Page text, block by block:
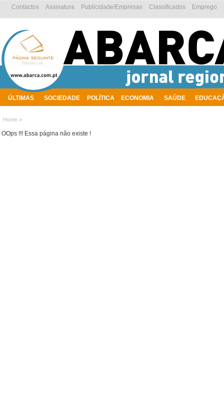
ÚLTIMAS SOCIEDADE POLÍTICA ECONOMIA SAÚDE
Emprego
Classificados
Publicidade/Empresas
Assinatura
Contactos
Home »
OOps !!! Essa página não existe !